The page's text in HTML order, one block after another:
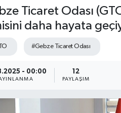
Ticaret Odası
daha hayata
#Gebze Ticaret Odası
- 00:00 12
PAYLAŞIM